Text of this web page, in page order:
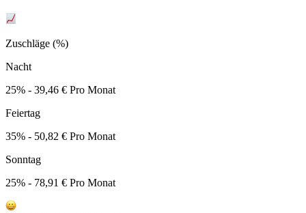
Zuschläge (%)
Nacht
25% - 39,46 € Pro Monat
Feiertag
35% - 50,82 € Pro Monat
Sonntag
25% - 78,91 € Pro Monat